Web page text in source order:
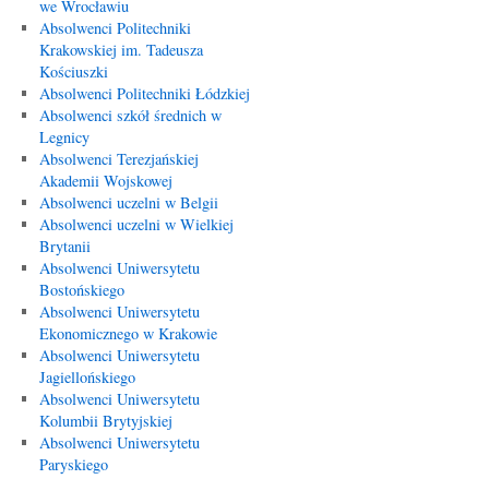
we Wrocławiu
Absolwenci Politechniki
Krakowskiej im. Tadeusza
Kościuszki
Absolwenci Politechniki Łódzkiej
Absolwenci szkół średnich w
Legnicy
Absolwenci Terezjańskiej
Akademii Wojskowej
Absolwenci uczelni w Belgii
Absolwenci uczelni w Wielkiej
Brytanii
Absolwenci Uniwersytetu
Bostońskiego
Absolwenci Uniwersytetu
Ekonomicznego w Krakowie
Absolwenci Uniwersytetu
Jagiellońskiego
Absolwenci Uniwersytetu
Kolumbii Brytyjskiej
Absolwenci Uniwersytetu
Paryskiego